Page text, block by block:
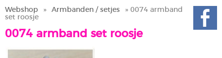
Webshop » Armbanden / setjes
» 0074 armband
set roosje
0074 armband set roosje